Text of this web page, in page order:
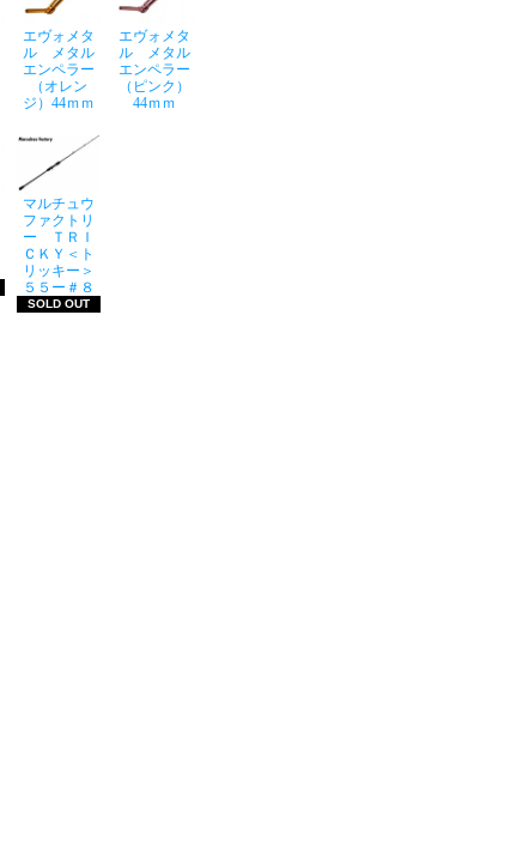
エヴォメタ
ル メタル
エンペラー
（オレン
ジ）44ｍｍ
エヴォメタ
ル メタル
エンペラー
（ピンク）
44ｍｍ
マルチュウ
ファクトリ
ー ＴＲＩ
ＣＫＹ＜ト
リッキー＞
５５ー＃８
SOLD OUT